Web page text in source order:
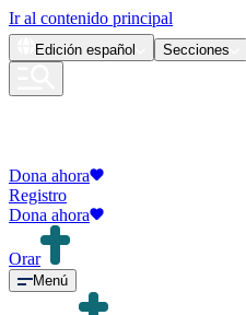
Ir al contenido principal
Edición español Secciones
Dona ahora
Registro
Dona ahora
Orar
Menú